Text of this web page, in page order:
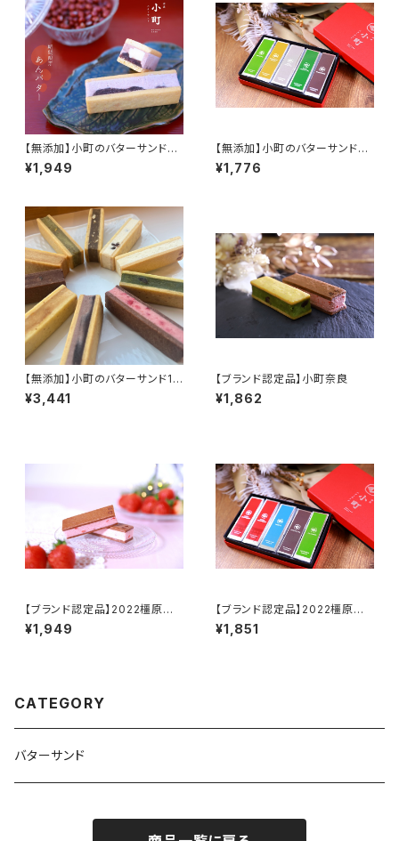
【無添加】小町のバターサンド
『あんバター5本入り』
¥1,949
【無添加】小町のバターサンド5
個入りB
¥1,776
【無添加】小町のバターサンド10
個入り
¥3,441
【ブランド認定品】小町奈良
¥1,862
【ブランド認定品】2022橿原ブラ
ンド「万葉×橿原コレクション」
『あすかいちご』
¥1,949
【ブランド認定品】2022橿原ブラ
ンド「万葉×橿原コレクション」
『認定品セット』
¥1,851
CATEGORY
バターサンド